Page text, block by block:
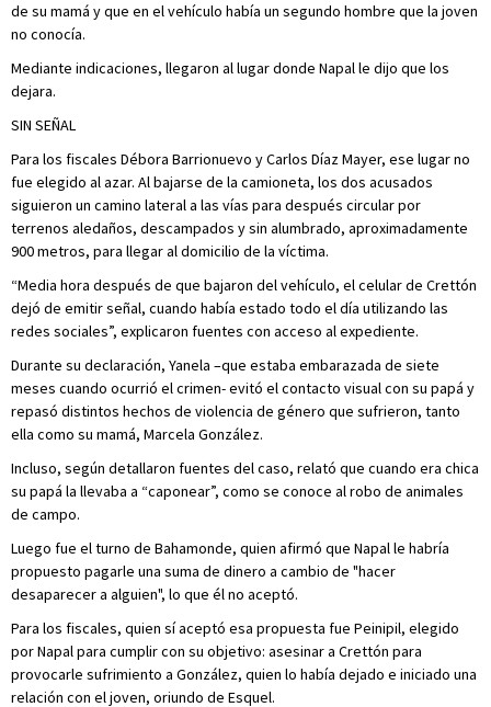
de su mamá y que en el vehículo había un segundo hombre que la joven
no conocía.
Mediante indicaciones, llegaron al lugar donde Napal le dijo que los
dejara.
SIN SEÑAL
Para los fiscales Débora Barrionuevo y Carlos Díaz Mayer, ese lugar no
fue elegido al azar. Al bajarse de la camioneta, los dos acusados
siguieron un camino lateral a las vías para después circular por
terrenos aledaños, descampados y sin alumbrado, aproximadamente
900 metros, para llegar al domicilio de la víctima.
“Media hora después de que bajaron del vehículo, el celular de Crettón
dejó de emitir señal, cuando había estado todo el día utilizando las
redes sociales”, explicaron fuentes con acceso al expediente.
Durante su declaración, Yanela –que estaba embarazada de siete
meses cuando ocurrió el crimen- evitó el contacto visual con su papá y
repasó distintos hechos de violencia de género que sufrieron, tanto
ella como su mamá, Marcela González.
Incluso, según detallaron fuentes del caso, relató que cuando era chica
su papá la llevaba a “caponear”, como se conoce al robo de animales
de campo.
Luego fue el turno de Bahamonde, quien afirmó que Napal le habría
propuesto pagarle una suma de dinero a cambio de "hacer
desaparecer a alguien", lo que él no aceptó.
Para los fiscales, quien sí aceptó esa propuesta fue Peinipil, elegido
por Napal para cumplir con su objetivo: asesinar a Crettón para
provocarle sufrimiento a González, quien lo había dejado e iniciado una
relación con el joven, oriundo de Esquel.